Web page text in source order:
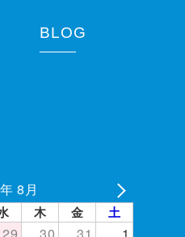
BLOG
8月
木 金 土
29 30 31
1